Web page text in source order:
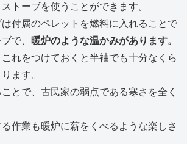
トーブを使うことができます。
付属のペレットを燃料に入れることで
で、
暖炉のような温かみがあります。
れをつけておくと半袖でも十分なくら
ます。
とで、古民家の弱点である寒さを全く
作業も暖炉に薪をくべるような楽しさ